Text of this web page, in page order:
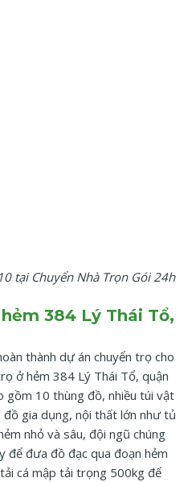
tại Chuyển Nhà Trọn Gói 24h
384 Lý Thái Tổ,
thành dự án chuyển trọ cho
ở hẻm 384 Lý Thái Tổ, quận
gồm 10 thùng đồ, nhiều túi vật
đồ gia dụng, nội thất lớn như tủ
nhỏ và sâu, đội ngũ chúng
để đưa đồ đạc qua đoạn hẻm
cá mập tải trọng 500kg để